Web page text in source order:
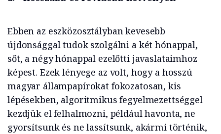
Ebben az eszközosztályban kevesebb
újdonsággal tudok szolgálni a két hónappal,
sőt, a négy hónappal ezelőtti javaslataimhoz
képest. Ezek lényege az volt, hogy a hosszú
magyar állampapírokat fokozatosan, kis
lépésekben, algoritmikus fegyelmezettséggel
kezdjük el felhalmozni, például havonta, ne
gyorsítsunk és ne lassítsunk, akármi történik,